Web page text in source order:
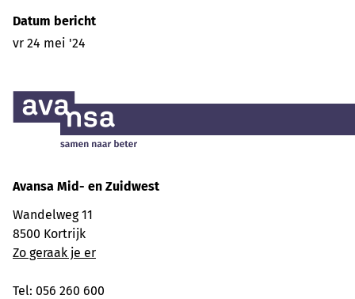
Datum bericht
vr 24 mei '24
Avansa Mid- en Zuidwest
Wandelweg 11
8500 Kortrijk
Zo geraak je er
Tel: 056 260 600